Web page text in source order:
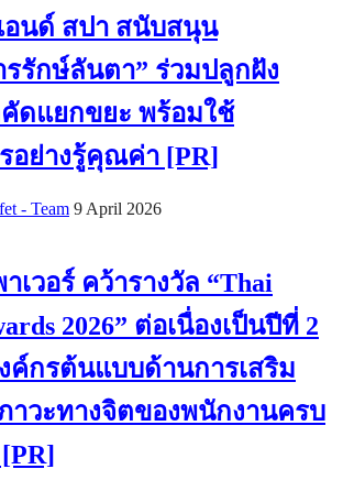
อนด์ สปา สนับสนุน
รรักษ์ลันตา” ร่วมปลูกฝัง
ดแยกขยะ พร้อมใช้
อย่างรู้คุณค่า [PR]
- Team 9 April 2026
เวอร์ คว้ารางวัล “Thai
2026” ต่อเนื่องเป็นปีที่ 2
ค์กรต้นแบบด้านการเสริม
าวะทางจิตของพนักงานครบ